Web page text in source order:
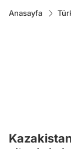
Anasayfa